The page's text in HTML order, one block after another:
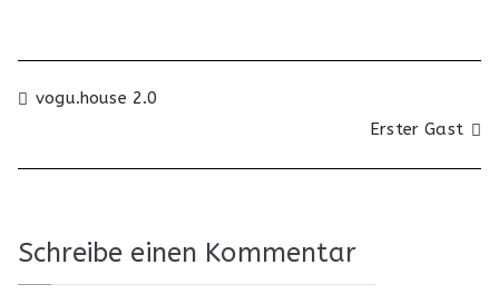
Beitragsnavigation
vogu.house 2.0
Erster Gast
Schreibe einen Kommentar